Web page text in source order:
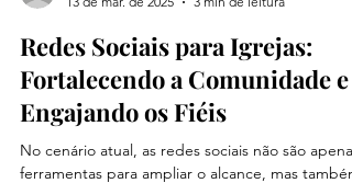
13 de mar. de 2025
3 min de leitura
Redes Sociais para Igrejas:
Fortalecendo a Comunidade e
Engajando os Fiéis